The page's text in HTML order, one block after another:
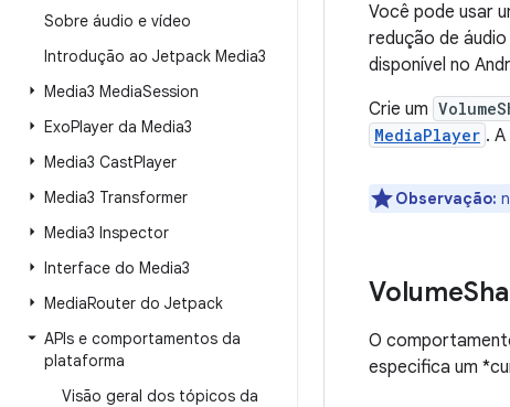
Sobre áudio e vídeo
Introdução ao Jetpack Media3
Media3 MediaSession
ExoPlayer da Media3
Media3 CastPlayer
Media3 Transformer
Media3 Inspector
Interface do Media3
MediaRouter do Jetpack
APIs e comportamentos da
plataforma
Visão geral dos tópicos da
Você pode usar
redução de
disponível no
Crie um
MediaPlayer . A
Observação:
Volume
O
especifica um